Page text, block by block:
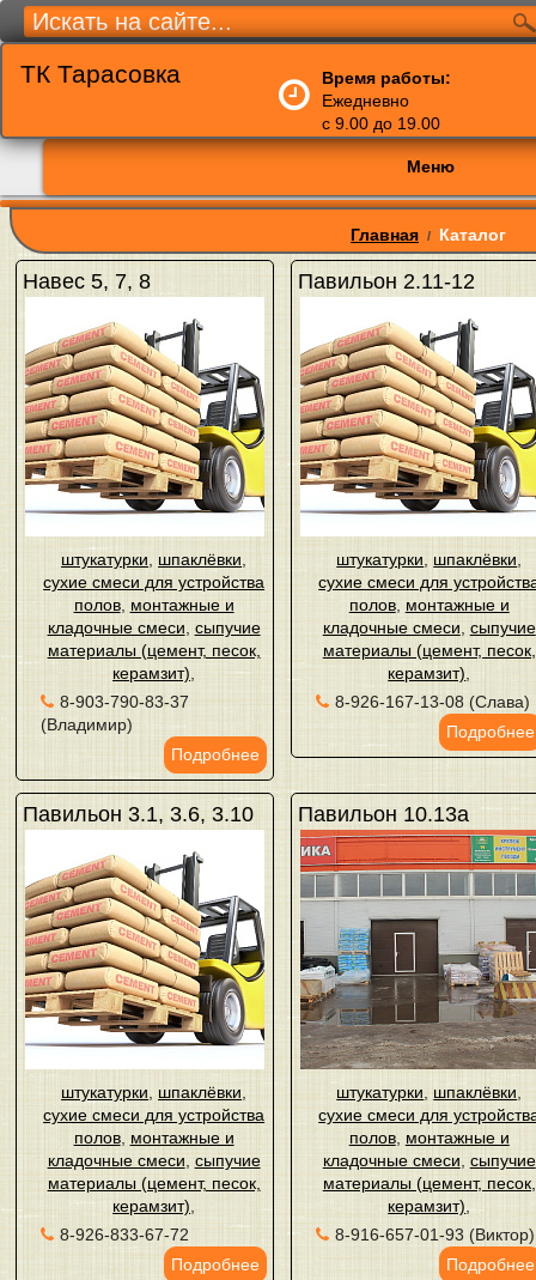
ТК Тарасовка
Время работы:
Ежедневно
с 9.00 до 19.00
Меню
Главная / Каталог
Навес 5, 7, 8
штукатурки шпаклёвки
сухие смеси для устройства
полов, монтажные и
кладочные смеси сыпучие
материалы (цемент, песок,
керамзит)
8-903-790-83-37
(Владимир)
Подробнее
Павильон 2.11-12
штукатурки шпаклёвки
сухие смеси для
полов, монтажные и
кладочные смеси сыпучие
материалы (цемент, песок,
керамзит)
8-926-167-13-08 (Слава)
Подробнее
Павильон 3.1, 3.6, 3.10
штукатурки шпаклёвки
сухие смеси для устройства
полов, монтажные и
кладочные смеси сыпучие
материалы (цемент, песок,
керамзит)
8-926-833-67-72
Подробнее
Павильон 10.13а
штукатурки шпаклёвки
сухие смеси для
полов, монтажные и
кладочные смеси сыпучие
материалы (цемент, песок,
керамзит),
8-916-657-01-93 (Виктор)
Подробнее